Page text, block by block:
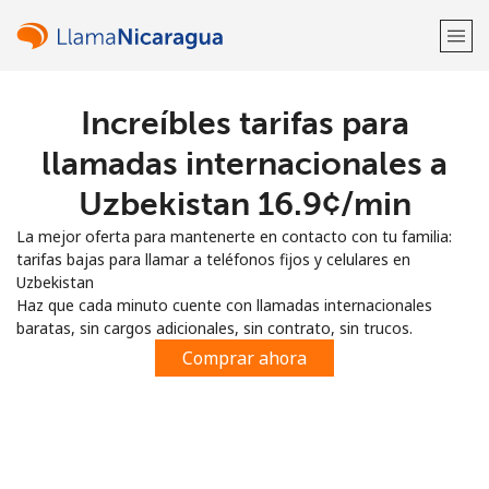
¡Bienvenido!
Regístrate con
o
Increíbles tarifas para
llamadas internacionales a
Uzbekistan ⁦16.9¢⁩/min
La mejor oferta para mantenerte en contacto con tu familia:
tarifas bajas para llamar a teléfonos fijos y celulares en
Uzbekistan
Haz que cada minuto cuente con llamadas internacionales
baratas, sin cargos adicionales, sin contrato, sin trucos.
Comprar ahora